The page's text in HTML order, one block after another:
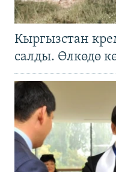
Кыргызстан
салды. Өлкөдө